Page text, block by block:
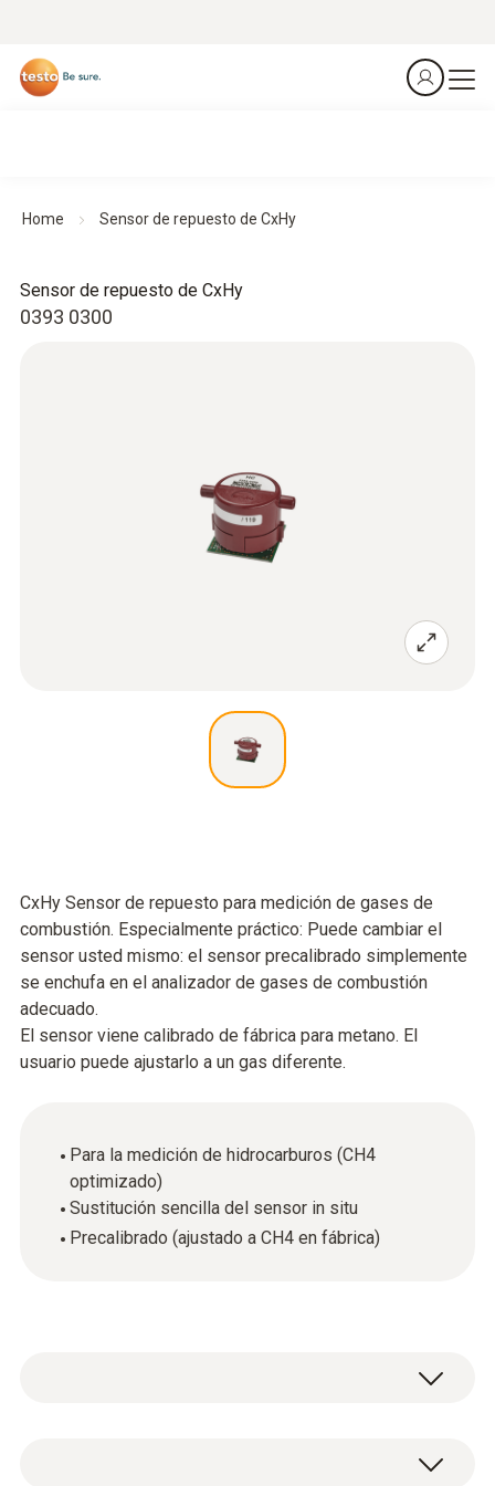
Home Sensor de repuesto de CxHy
0393 0300
Sensor de repuesto de CxHy
CxHy Sensor de repuesto para medición de gases de
combustión. Especialmente práctico: Puede cambiar el
sensor usted mismo: el sensor precalibrado simplemente
se enchufa en el analizador de gases de combustión
adecuado.
El sensor viene calibrado de fábrica para metano. El
usuario puede ajustarlo a un gas diferente.
Para la medición de hidrocarburos (CH4
optimizado)
Sustitución sencilla del sensor in situ
Precalibrado (ajustado a CH4 en fábrica)